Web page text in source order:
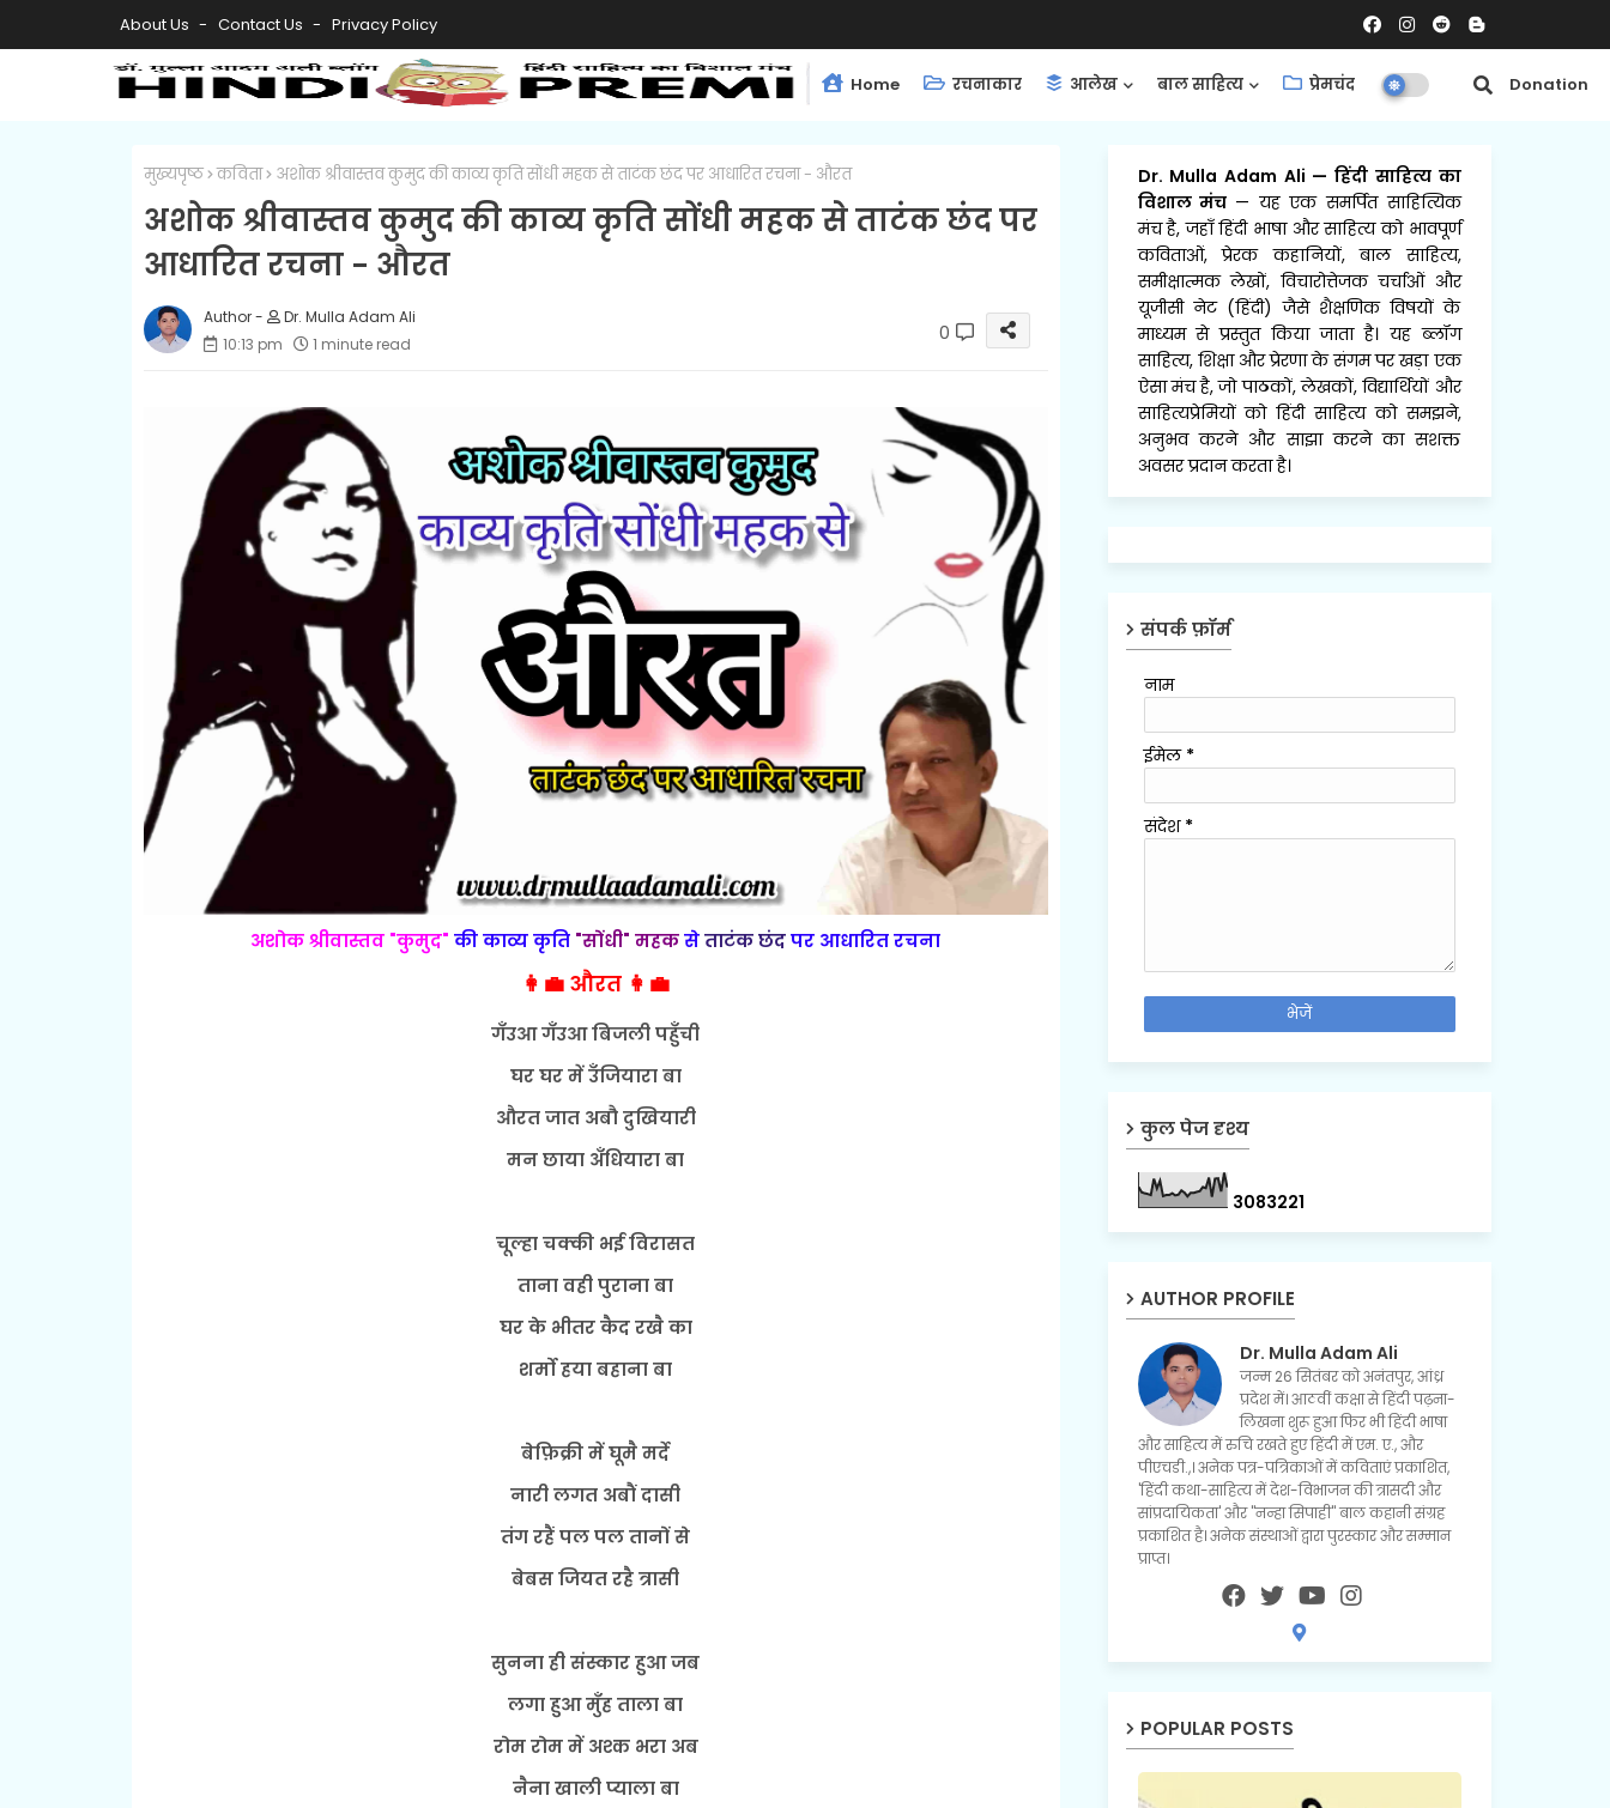
About Us Contact Us Privacy Policy
Home रचनाकार आलेख बाल साहित्य प्रेमचंद समीक्षाएँ Donation
मुख्यपृष्ठ कविता अशोक श्रीवास्तव कुमुद की काव्य कृति सोंधी महक से ताटंक छंद पर आधारित रचना - औरत
अशोक श्रीवास्तव कुमुद की काव्य कृति सोंधी महक से ताटंक छंद पर
आधारित रचना - औरत
Dr. Mulla Adam Ali
10:13 pm
1 minute read 0
अशोक श्रीवास्तव "कुमुद" की काव्य कृति "सोंधी" महकसेताटंक छंदपर आधारित रचना
👩‍💼 औरत 👩‍💼
गँउआ गँउआ बिजली पहुँची
घर घर में उँजियारा बा
औरत जात अबौ दुखियारी
मन छाया अँधियारा बा
चूल्हा चक्की भई विरासत
ताना वही पुराना बा
घर के भीतर कैद रखै का
शर्मो हया बहाना बा
बेफ़िक्री में घूमै मर्दे
नारी लगत अबौं दासी
तंग रहैं पल पल तानों से
बेबस जियत रहै त्रासी
सुनना ही संस्कार हुआ जब
लगा हुआ मुँह ताला बा
रोम रोम में अश्क भरा अब
नैना खाली प्याला बा
Dr. Mulla Adam Ali —हिंदी साहित्य का
विशाल मंच — यह एक समर्पित साहित्यिक
मंच है, जहाँ हिंदी भाषा और साहित्य को भावपूर्ण
कविताओं, प्रेरक कहानियों, बाल साहित्य,
समीक्षात्मक लेखों, विचारोत्तेजक चर्चाओं और
यूजीसी नेट (हिंदी) जैसे शैक्षणिक विषयों के
माध्यम से प्रस्तुत किया जाता है। यह ब्लॉग
साहित्य, शिक्षा और प्रेरणा के संगम पर खड़ा एक
ऐसा मंच है, जो पाठकों, लेखकों, विद्यार्थियों और
साहित्यप्रेमियों को हिंदी साहित्य को समझने,
अनुभव करने और साझा करने का सशक्त
अवसर प्रदान करता है।
संपर्क फ़ॉर्म
नाम
ईमेल *
संदेश *
कुल पेज दृश्य
3083221
AUTHOR PROFILE
Dr. Mulla Adam Ali
जन्म 26 सितंबर को अनंतपुर, आंध्र
प्रदेश में। आठवीं कक्षा से हिंदी पढ़ना-
लिखना शुरू हुआ फिर भी हिंदी भाषा
और साहित्य में रुचि रखते हुए हिंदी में एम. ए., और
पीएचडी.,। अनेक पत्र-पत्रिकाओं में कविताएं प्रकाशित,
'हिंदी कथा-साहित्य में देश-विभाजन की त्रासदी और
सांप्रदायिकता' और "नन्हा सिपाही" बाल कहानी संग्रह
प्रकाशित है। अनेक संस्थाओं द्वारा पुरस्कार और सम्मान
प्राप्त।
POPULAR POSTS